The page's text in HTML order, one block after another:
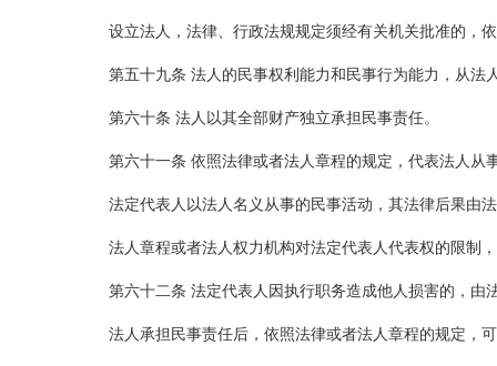
设立法人，法律、行政法规规定须经有关机关批准的，
第五十九条 法人的民事权利能力和民事行为能力，从法
第六十条 法人以其全部财产独立承担民事责任。
第六十一条 依照法律或者法人章程的规定，代表法人从
法定代表人以法人名义从事的民事活动，其法律后果由
法人章程或者法人权力机构对法定代表人代表权的限制
第六十二条 法定代表人因执行职务造成他人损害的，由
法人承担民事责任后，依照法律或者法人章程的规定，